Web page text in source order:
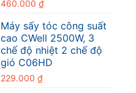
460.000 ₫
Máy sấy tóc công suất
cao CWell 2500W, 3
chế độ nhiệt 2 chế độ
gió C06HD
229.000 ₫